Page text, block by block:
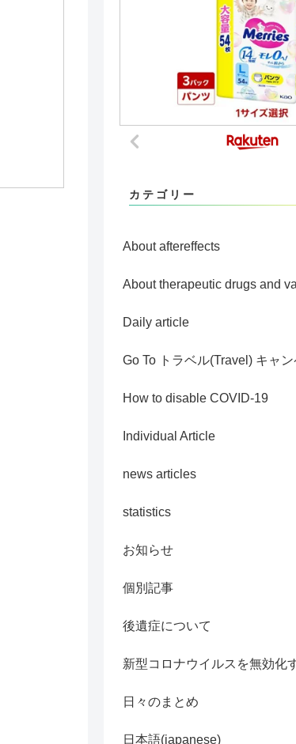
カテゴリー
About aftereffects
About therapeutic drugs and
Daily article
Go To トラベル(Travel) キャ
How to disable COVID-19
Individual Article
news articles
statistics
お知らせ
個別記事
後遺症について
新型コロナウイルスを無効化
日々のまとめ
日本語(japanese)